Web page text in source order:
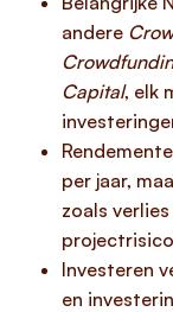
andere
Capital, elk
per jaar,
zoals
Investeren
en